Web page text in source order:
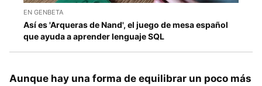
EN GENBETA
Así es 'Arqueras de Nand', el juego de mesa español
que ayuda a aprender lenguaje SQL
Aunque hay una forma de equilibrar un poco más